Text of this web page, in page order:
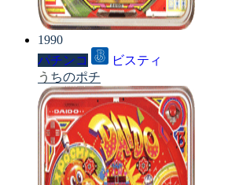
1990
パチンコ
ビスティ
うちのポチ